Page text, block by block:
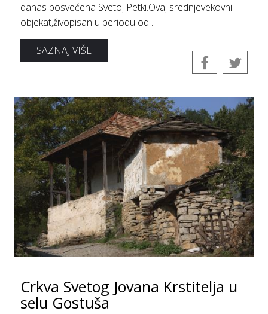
danas posvećena Svetoj Petki.Ovaj srednjevekovni
objekat,živopisan u periodu od ...
SAZNAJ VIŠE
Crkva Svetog Jovana Krstitelja u
selu Gostuša